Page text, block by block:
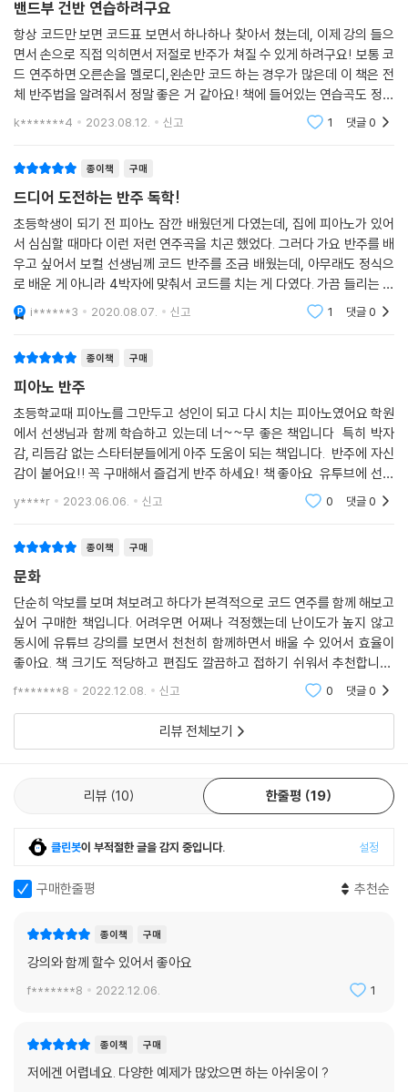
밴드부 건반 연습하려구요
항상 코드만 보면 코드표 보면서 하나하나 찾아서 쳤는데, 이제 강의 들으
면서 손으로 직접 익히면서 저절로 반주가 쳐질 수 있게 하려구요! 보통 코
드 연주하면 오른손을 멜로디,왼손만 코드 하는 경우가 많은데 이 책은 전
체 반주법을 알려줘서 정말 좋은 거 같아요! 책에 들어있는 연습곡도 정말
유익하게 배울 수 있게 해주고 차근히 알려줘서 저같은 초보자도 잘 따라
k*******4 2023.08.12. 신고 1 댓글0
종이책 구매
드디어 도전하는 반주 독학!
초등학생이 되기 전 피아노 잠깐 배웠던게 다였는데, 집에 피아노가 있어
서 심심할 때마다 이런 저런 연주곡을 치곤 했었다. 그러다 가요 반주를 배
우고 싶어서 보컬 선생님께 코드 반주를 조금 배웠는데, 아무래도 정식으
로 배운 게 아니라 4박자에 맞춰서 코드를 치는 게 다였다. 가끔 들리는 대
로 아르페지오를 치거나...수업을 듣고 싶긴 했으나 늘 다른 일에 밀려서 못
듣다가 이번
i******3 2020.08.07. 신고 1 댓글0
종이책 구매
피아노 반주
초등학교때 피아노를 그만두고 성인이 되고 다시 치는 피아노였어요 학원
에서 선생님과 함께 학습하고 있는데 너~~무 좋은 책입니다 특히 박자
감, 리듬감 없는 스타터분들에게 아주 도움이 되는 책입니다. 반주에 자신
감이 붙어요!! 꼭 구매해서 즐겁게 반주 하세요! 책 좋아요 유투브에 선생
님께서 잛게 설명해주시고 직접 연주도 해주시는데 도움이 많이 됩니다.
이런 책 내주
y****r 2023.06.06. 신고 0 댓글0
종이책 구매
문화
단순히 악보를 보며 쳐보려고 하다가 본격적으로 코드 연주를 함께 해보고
싶어 구매한 책입니다. 어려우면 어쩌나 걱정했는데 난이도가 높지 않고
동시에 유튜브 강의를 보면서 천천히 함께하면서 배울 수 있어서 효율이
좋아요. 책 크기도 적당하고 편집도 깔끔하고 접하기 쉬워서 추천합니다.
아직 시작 단계지만 꾸준히 포기하지 않고 배워서 잘 연주해나가고 싶어
f*******8 2022.12.08. 신고 0 댓글0
리뷰 전체보기
리뷰 10 한줄평 19
클린봇이 부적절한 글을 감지 중입니다. 설정
구매한줄평 추천순
종이책 구매
강의와 함께 할수 있어서 좋아요
f*******8 2022.12.06. 1
종이책 구매
저에겐 어렵네요. 다양한 예제가 많았으면 하는 아쉬웅이 ?